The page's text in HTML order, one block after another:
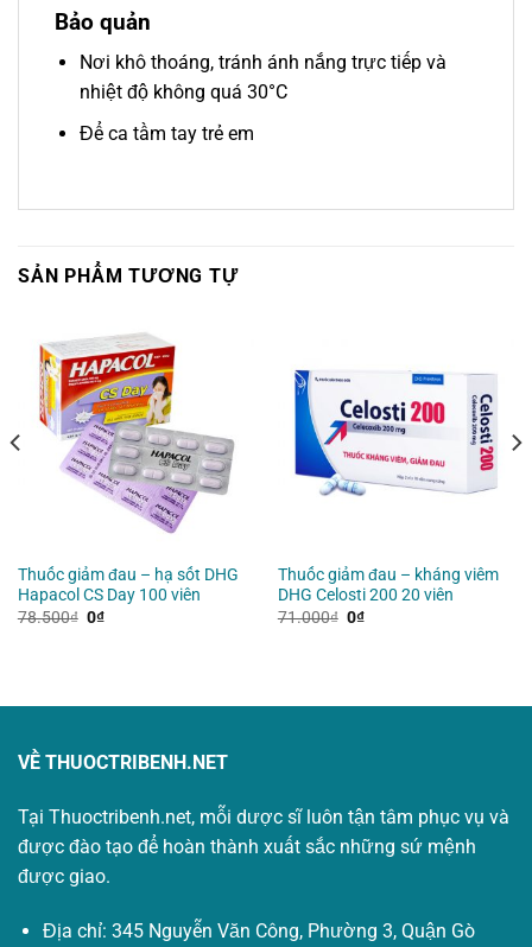
Bảo quản
Nơi khô thoáng, tránh ánh nắng trực tiếp và
nhiệt độ không quá 30°C
Để ca tầm tay trẻ em
SẢN PHẨM TƯƠNG TỰ
Thuốc giảm đau – hạ sốt DHG
Hapacol CS Day 100 viên
78.500₫ Giá
0₫Giá
Thuốc giảm đau – kháng viêm
DHG Celosti 200 20 viên
71.000₫ Giá
0₫Giá
VỀ THUOCTRIBENH.NET
Tại Thuoctribenh.net, mỗi dược sĩ luôn tận tâm phục vụ và
được đào tạo để hoàn thành xuất sắc những sứ mệnh
được giao.
Địa chỉ: 345 Nguyễn Văn Công, Phường 3, Quận Gò